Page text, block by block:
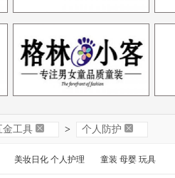
金工具 > 个人防护
美妆日化 个人护理 童装 母婴 玩具